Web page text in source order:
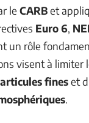
le CARBet
Euro 6,
un rôle
visent à limiter
fineset
.